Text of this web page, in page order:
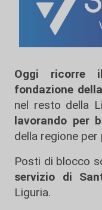
Oggi ricorre
fondazione
nel resto della
lavorando per
della regione
Posti di blocco
servizio di
Liguria.